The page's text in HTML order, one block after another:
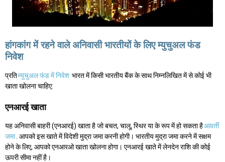
हांगकांग में रहने वाले अनिवासी भारतीयों के लिए म्युचुअल फंड
निवेश
प्रतिम्युचुअल फंड में निवेश भारत में किसी भारतीय बैंक के साथ निम्नलिखित में से कोई भी
खाता खोलना चाहिए:
एनआरई खाता
यह अनिवासी बाहरी (एनआरई) खाता है जो बचत, चालू, स्थिर या के रूप में हो सकता हैआवर्ती
जमा . आपको इस खाते में विदेशी मुद्रा जमा करनी होगी। भारतीय मुद्रा जमा करने में सक्षम
होने के लिए, आपको एनआरओ खाता खोलना होगा। एनआरई खाते में लेनदेन राशि की कोई
ऊपरी सीमा नहीं है।